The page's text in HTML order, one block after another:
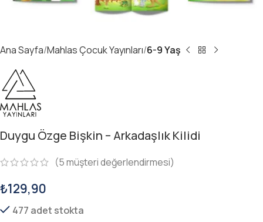
Ana Sayfa Mahlas Çocuk Yayınları 6-9 Yaş
Duygu Özge Bişkin – Arkadaşlık Kilidi
(5müşteri değerlendirmesi)
₺129,90
477 adet stokta